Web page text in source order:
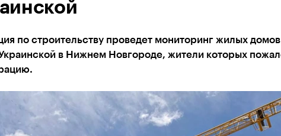
по строительству проведет мониторинг жилых
в Нижнем Новгороде, жители которых